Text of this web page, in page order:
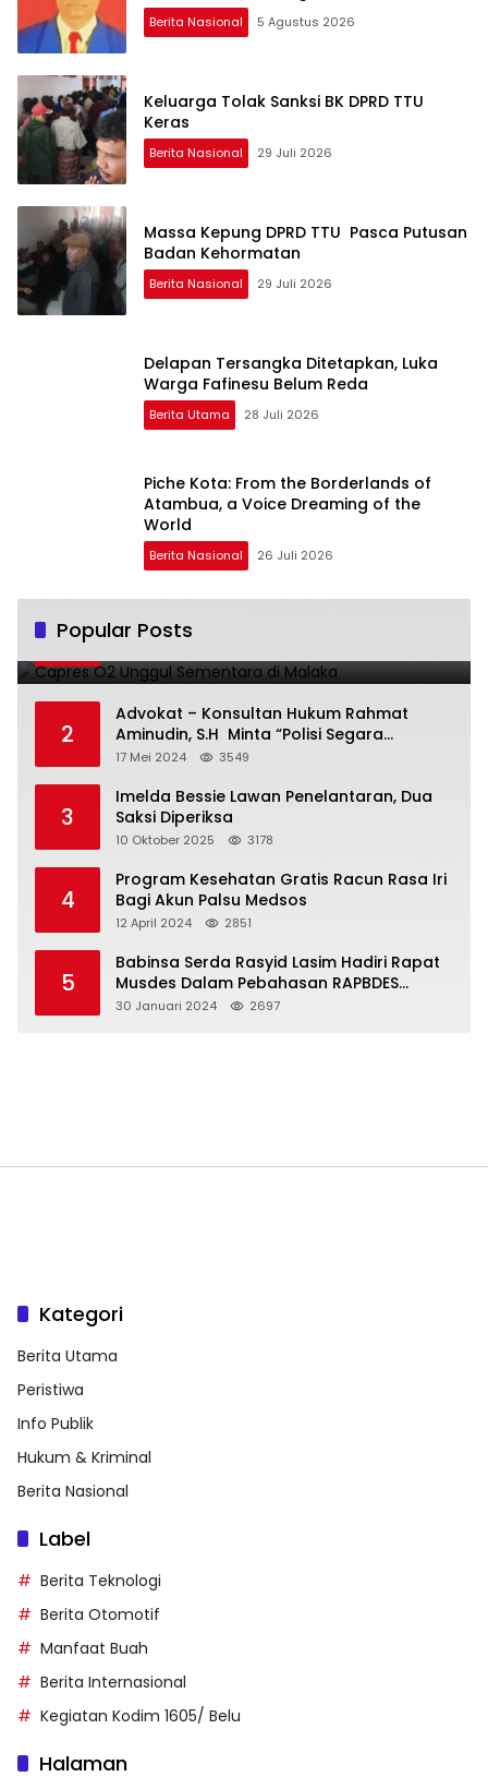
Berita Nasional 5 Agustus 2026
Keluarga Tolak Sanksi BK DPRD TTU
Keras
Berita Nasional 29 Juli 2026
Massa Kepung DPRD TTU Pasca Putusan
Badan Kehormatan
Berita Nasional 29 Juli 2026
Delapan Tersangka Ditetapkan, Luka
Warga Fafinesu Belum Reda
Berita Utama 28 Juli 2026
Piche Kota: From the Borderlands of
Atambua, a Voice Dreaming of the
World
Berita Nasional 26 Juli 2026
Popular Posts
1 Capres O2 Unggul Sementara di Malaka
2
Advokat – Konsultan Hukum Rahmat
Aminudin, S.H Minta “Polisi Segara
Tuntaskan Kasus Vina”
17 Mei 2024 3549
3
Imelda Bessie Lawan Penelantaran, Dua
Saksi Diperiksa
10 Oktober 2025 3178
4
Program Kesehatan Gratis Racun Rasa Iri
Bagi Akun Palsu Medsos
12 April 2024 2851
5
Babinsa Serda Rasyid Lasim Hadiri Rapat
Musdes Dalam Pebahasan RAPBDES
Bereliku 2024
30 Januari 2024 2697
Kategori
Berita Utama
Peristiwa
Info Publik
Hukum & Kriminal
Berita Nasional
Label
Berita Teknologi
Berita Otomotif
Manfaat Buah
Berita Internasional
Kegiatan Kodim 1605/ Belu
Halaman